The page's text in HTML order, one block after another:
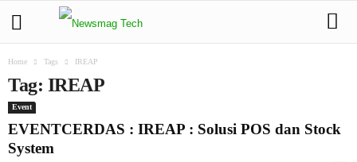
Home Tags IREAP
Tag: IREAP
Event
EVENTCERDAS : IREAP : Solusi POS dan Stock
System